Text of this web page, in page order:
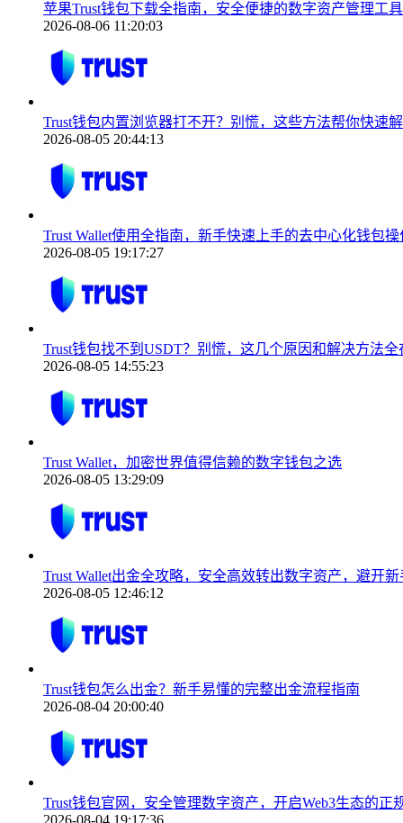
苹果Trust钱包下载全指南，安全便捷的数字资产管理工具
2026-08-06 11:20:03
Trust钱包内置浏览器打不开？别慌，这些方法帮你快速
2026-08-05 20:44:13
Trust Wallet使用全指南，新手快速上手的去中心化钱包操
2026-08-05 19:17:27
Trust钱包找不到USDT？别慌，这几个原因和解决方法全
2026-08-05 14:55:23
Trust Wallet，加密世界值得信赖的数字钱包之选
2026-08-05 13:29:09
Trust Wallet出金全攻略，安全高效转出数字资产，避开
2026-08-05 12:46:12
Trust钱包怎么出金？新手易懂的完整出金流程指南
2026-08-04 20:00:40
Trust钱包官网，安全管理数字资产，开启Web3生态的正